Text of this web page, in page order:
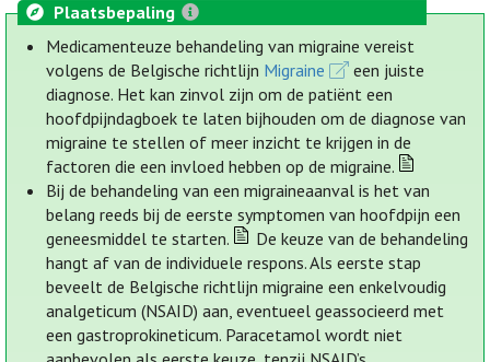
Plaatsbepaling
Medicamenteuze behandeling van migraine vereist
volgens de Belgische richtlijn Migraine
een juiste
diagnose. Het kan zinvol zijn om de patiënt een
hoofdpijndagboek te laten bijhouden om de diagnose van
migraine te stellen of meer inzicht te krijgen in de
factoren die een invloed hebben op de migraine.
Bij de behandeling van een migraineaanval is het van
belang reeds bij de eerste symptomen van hoofdpijn een
geneesmiddel te starten.
De keuze van de behandeling
hangt af van de individuele respons. Als eerste stap
beveelt de Belgische richtlijn migraine een enkelvoudig
analgeticum (NSAID) aan, eventueel geassocieerd met
een gastroprokineticum. Paracetamol wordt niet